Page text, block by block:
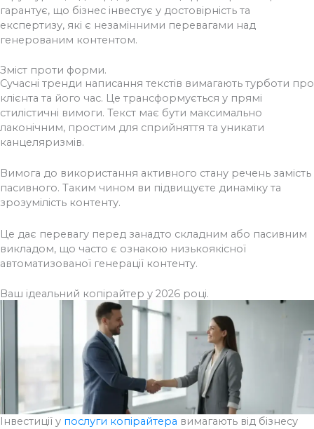
гарантує, що бізнес інвестує у достовірність та
експертизу, які є незамінними перевагами над
генерованим контентом.
Зміст проти форми.
Сучасні тренди написання текстів вимагають турботи про
клієнта та його час. Це трансформується у прямі
стилістичні вимоги. Текст має бути максимально
лаконічним, простим для сприйняття та уникати
канцеляризмів.
Вимога до використання активного стану речень замість
пасивного. Таким чином ви підвищуєте динаміку та
зрозумілість контенту.
Це дає перевагу перед занадто складним або пасивним
викладом, що часто є ознакою низькоякісної
автоматизованої генерації контенту.
Ваш ідеальний копірайтер у 2026 році.
Інвестиції у послуги копірайтера вимагають від бізнесу